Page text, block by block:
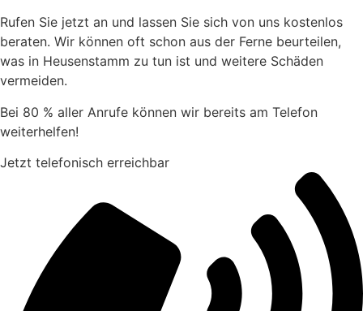
Rufen Sie jetzt an und lassen Sie sich von uns kostenlos
beraten. Wir können oft schon aus der Ferne beurteilen,
was in Heusenstamm zu tun ist und weitere Schäden
vermeiden.
Bei 80 % aller Anrufe können wir bereits am Telefon
weiterhelfen!
Jetzt telefonisch erreichbar